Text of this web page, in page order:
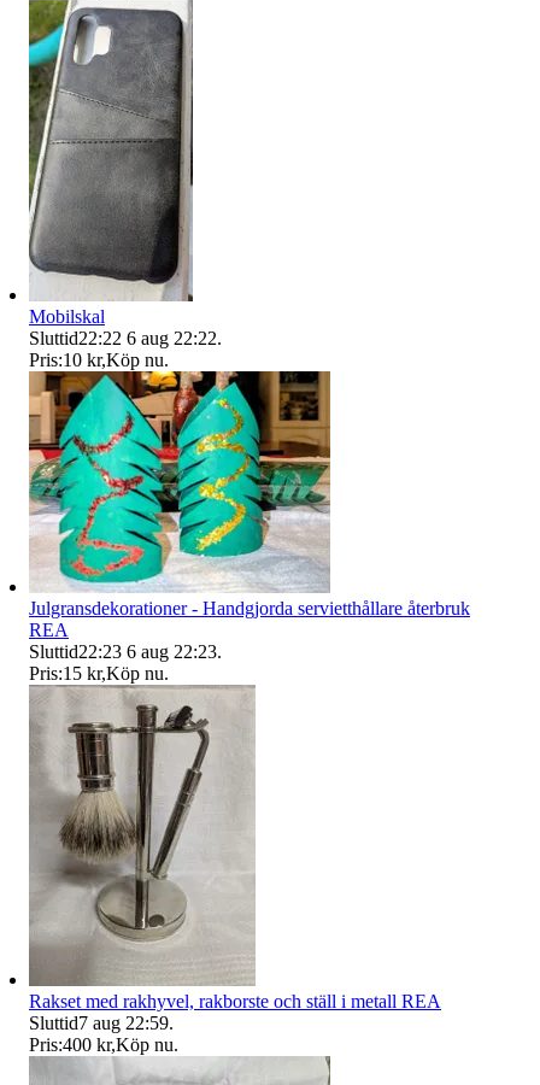
Mobilskal
Sluttid22:22 6 aug 22:22.
Pris:10 kr,Köp nu.
Julgransdekorationer - Handgjorda servietthållare återbruk
REA
Sluttid22:23 6 aug 22:23.
Pris:15 kr,Köp nu.
Rakset med rakhyvel, rakborste och ställ i metall REA
Sluttid7 aug 22:59.
Pris:400 kr,Köp nu.